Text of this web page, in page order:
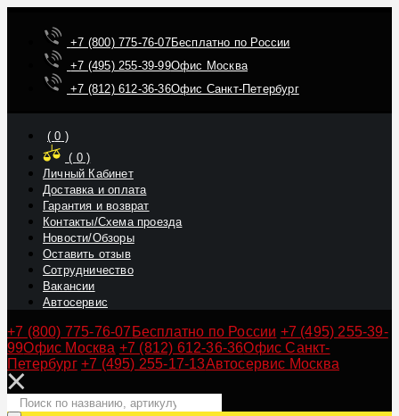
+7 (800) 775-76-07Бесплатно по России
+7 (495) 255-39-99Офис Москва
+7 (812) 612-36-36Офис Санкт-Петербург
(0 )
( 0)
Личный Кабинет
Доставка и оплата
Гарантия и возврат
Контакты/Схема проезда
Новости/Обзоры
Оставить отзыв
Сотрудничество
Вакансии
Автосервис
+7 (800) 775-76-07 Бесплатно по России +7 (495) 255-39-
99Офис Москва +7 (812) 612-36-36Офис Санкт-
Петербург +7 (495) 255-17-13Автосервис Москва